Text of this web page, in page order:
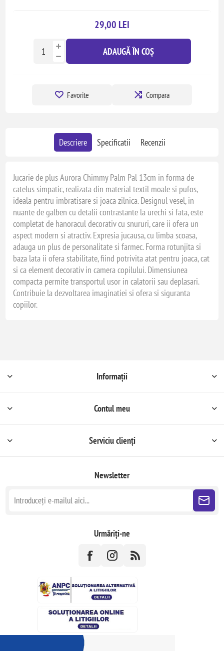
29,00 LEI
ADAUGĂ ÎN COȘ
Favorite Compara
Descriere Specificatii Recenzii
Jucarie de plus Aurora Chimmy Palm Pal 13cm in forma de
catelus simpatic, realizata din material textil moale si pufos,
ideala pentru imbratisare si joaca zilnica. Designul vesel, in
nuante de galben cu detalii contrastante la urechi si fata, este
completat de hanoracul decorativ cu snururi, care ii ofera un
aspect modern si atractiv. Expresia jucausa, cu limba scoasa,
adauga un plus de personalitate si farmec. Forma rotunjita si
baza lata ii ofera stabilitate, fiind potrivita atat pentru joaca, cat
si ca element decorativ in camera copilului. Dimensiunea
compacta permite transportul usor in calatorii sau deplasari.
Contribuie la dezvoltarea imaginatiei si ofera si siguranta
copiilor.
Informații
Contul meu
Serviciu clienți
Newsletter
Urmăriți-ne